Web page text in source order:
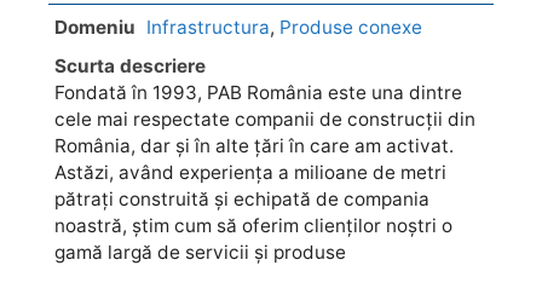
Domeniu Infrastructura, Produse conexe
Scurta descriere
Fondată în 1993, PAB România este una dintre
cele mai respectate companii de construcții din
România, dar și în alte țări în care am activat.
Astăzi, având experiența a milioane de metri
pătrați construită și echipată de compania
noastră, știm cum să oferim clienților noștri o
gamă largă de servicii și produse